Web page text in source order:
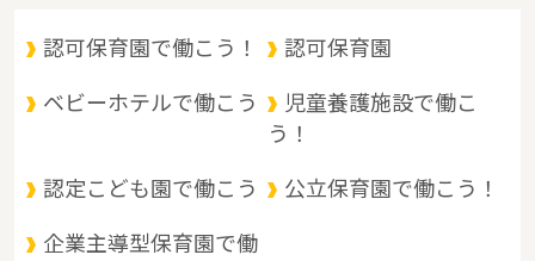
認可保育園で働こう！ 認可保育園
ベビーホテルで働こう
児童養護施設で働こ
う！
認定こども園で働こう 公立保育園で働こう！
企業主導型保育園で働